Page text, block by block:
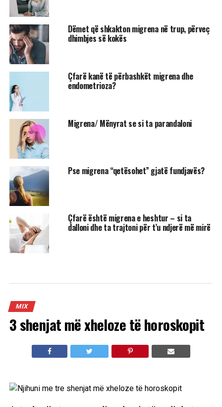
Dëmet që shkakton migrena në trup, përveç
dhimbjes së kokës
Çfarë kanë të përbashkët migrena dhe
endometrioza?
Migrena/ Mënyrat se si ta parandaloni
Pse migrena “qetësohet” gjatë fundjavës?
Çfarë është migrena e heshtur – si ta
dalloni dhe ta trajtoni për t’u ndjerë më mirë
MIX
3 shenjat më xheloze të horoskopit